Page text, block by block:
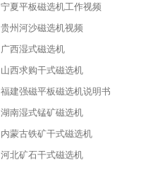
宁夏平板磁选机工作视频
贵州河沙磁选机视频
广西湿式磁选机
山西求购干式磁选机
福建强磁平板磁选机说明书
湖南湿式锰矿磁选机
内蒙古铁矿干式磁选机
河北矿石干式磁选机